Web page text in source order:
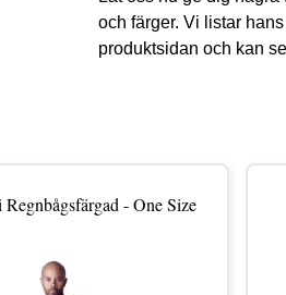
och färger. Vi listar
produktsidan och kan
- One Size